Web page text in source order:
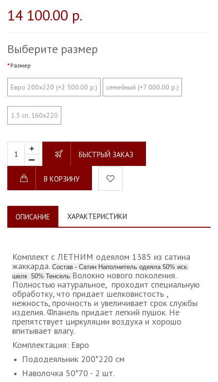
14 100.00 р.
Выберите размер
Размер
Евро 200х220 (+2 500.00 р.) семейный (+7 000.00 р.)
1.5 сп. 160х220
БЫСТРЫЙ ЗАКАЗ
В КОРЗИНУ
ОПИСАНИЕ ХАРАКТЕРИСТИКИ
Комплект с ЛЕТНИМ одеялом 1385 из сатина
жаккарда. Состав - Сатин Наполнитель одеяла 50% иск.
шелк 50% Тенсель Волокно нового поколения.
Полностью натуральное, проходит специальную
обработку, что придает шелковистость ,
нежность, прочность и увеличивает срок службы
изделия. Фланель придает легкий пушок. Не
препятствует циркуляции воздуха и хорошо
впитывает влагу.
Комплектация: Евро
Пододеяльник 200*220 см
Наволочка 50*70 - 2 шт.